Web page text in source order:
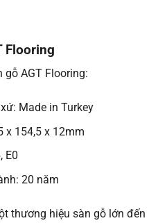
Flooring
AGT Flooring:
Made in Turkey
x 154,5 x 12mm
E0
20 năm
thương hiệu sàn gỗ lớn đến